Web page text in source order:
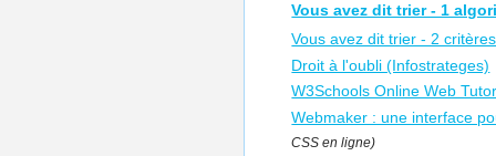
Vous avez dit trier - 1
Vous avez dit trier - 2 critères
Droit à l'oubli (Infostrateges)
W3Schools Online Web
Webmaker : une interface
CSS en ligne)